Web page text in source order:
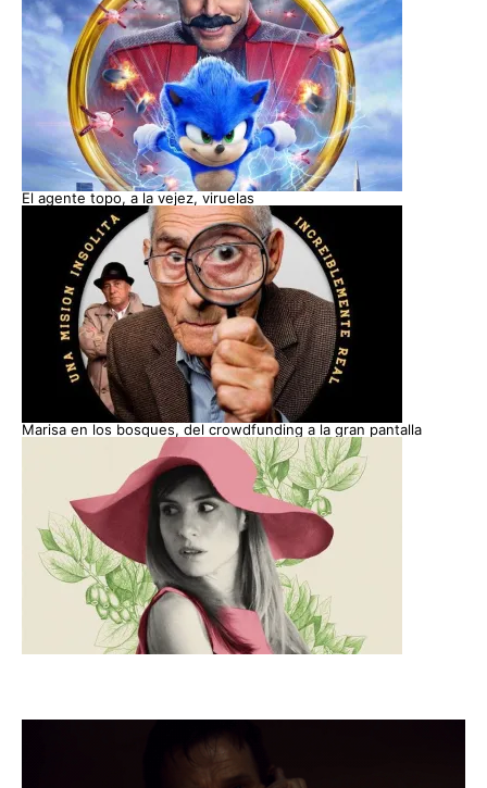
El agente topo, a la vejez, viruelas
Marisa en los bosques, del crowdfunding a la gran pantalla